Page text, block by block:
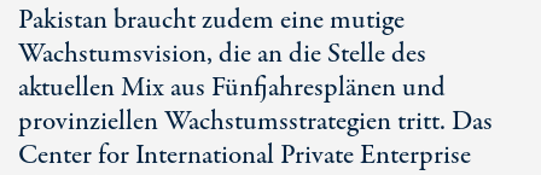
Pakistan braucht zudem eine mutige
Wachstumsvision, die an die Stelle des
aktuellen Mix aus Fünfjahresplänen und
provinziellen Wachstumsstrategien tritt. Das
Center for International Private Enterprise